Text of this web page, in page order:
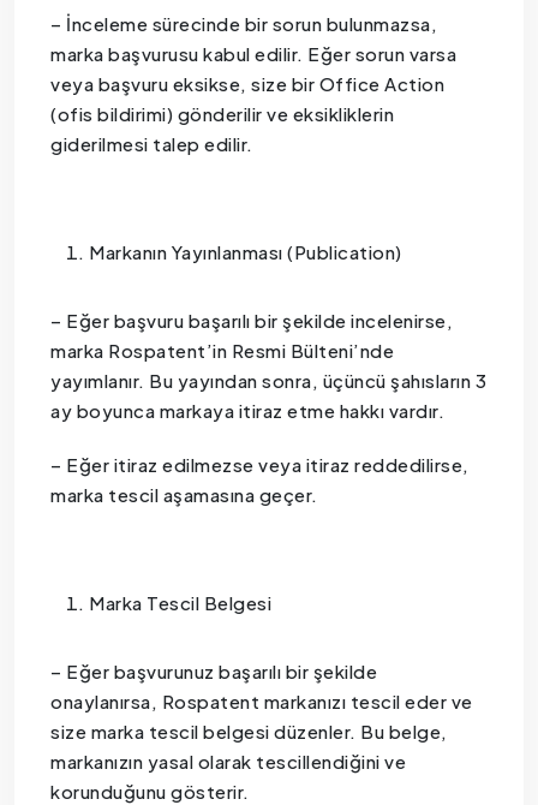
– İnceleme sürecinde bir sorun bulunmazsa,
marka başvurusu kabul edilir. Eğer sorun varsa
veya başvuru eksikse, size bir Office Action
(ofis bildirimi) gönderilir ve eksikliklerin
giderilmesi talep edilir.
Markanın Yayınlanması (Publication)
– Eğer başvuru başarılı bir şekilde incelenirse,
marka Rospatent’in Resmi Bülteni’nde
yayımlanır. Bu yayından sonra, üçüncü şahısların 3
ay boyunca markaya itiraz etme hakkı vardır.
– Eğer itiraz edilmezse veya itiraz reddedilirse,
marka tescil aşamasına geçer.
Marka Tescil Belgesi
– Eğer başvurunuz başarılı bir şekilde
onaylanırsa, Rospatent markanızı tescil eder ve
size marka tescil belgesi düzenler. Bu belge,
markanızın yasal olarak tescillendiğini ve
korunduğunu gösterir.